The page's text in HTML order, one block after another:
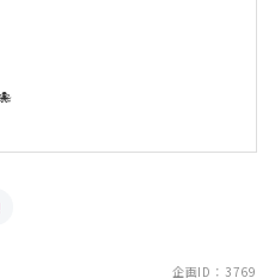
企画ID：3769